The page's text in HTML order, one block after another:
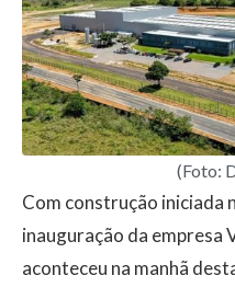
(Foto:
Com construção iniciada
inauguração da empresa
aconteceu na manhã